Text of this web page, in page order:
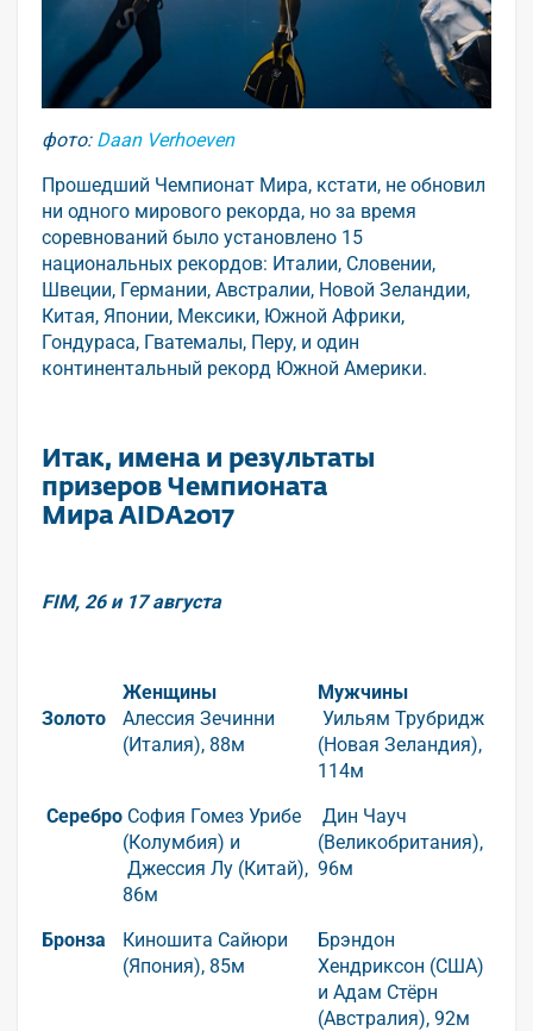
фото: Daan Verhoeven
Прошедший Чемпионат Мира, кстати, не обновил
ни одного мирового рекорда, но за время
соревнований было установлено 15
национальных рекордов: Италии, Словении,
Швеции, Германии, Австралии, Новой Зеландии,
Китая, Японии, Мексики, Южной Африки,
Гондураса, Гватемалы, Перу, и один
континентальный рекорд Южной Америки.
Итак, имена и результаты
призеров Чемпионата
МираAIDA2017
FIM, 26 и 17 августа
Женщины
Мужчины
Золото
Алессия Зечинни
(Италия), 88м
Уильям Трубридж
(Новая Зеландия),
114м
Серебро София Гомез Урибе
(Колумбия) и
Джессия Лу (Китай),
86м
Дин Чауч
(Великобритания),
96м
Бронза
Киношита Сайюри
(Япония), 85м
Брэндон
Хендриксон (США)
и Адам Стёрн
(Австралия), 92м